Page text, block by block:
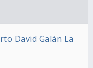
David Galán La